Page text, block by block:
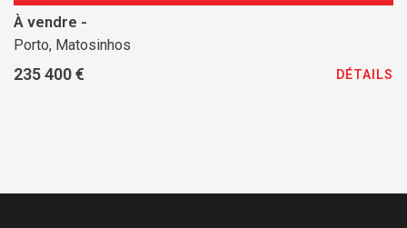
À vendre -
Porto, Matosinhos
235 400 € DÉTAILS